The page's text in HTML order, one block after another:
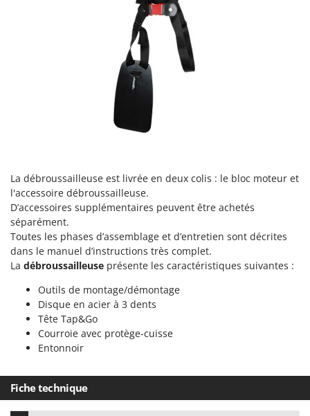
Novatec
Novital
NuAir
NuovaFac
O
Oliviero
Olix
OMA
Ompagrill
Ooni
La débroussailleuse est livrée en deux colis : le bloc moteur et
l'accessoire débroussailleuse.
D’accessoires supplémentaires peuvent être achetés
séparément.
Toutes les phases d’assemblage et d’entretien sont décrites
dans le manuel d’instructions très complet.
La débroussailleuse présente les caractéristiques suivantes :
Outils de montage/démontage
Disque en acier à 3 dents
Tête Tap&Go
Courroie avec protège-cuisse
Entonnoir
Fiche technique